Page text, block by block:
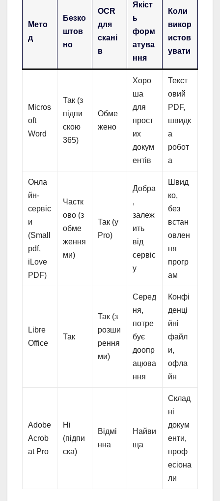
Мето
д
Безко
штов
но
OCR
для
скані
в
Якіст
ь
форм
атува
ння
Коли
викор
истов
увати
Micros
oft
Word
Так (з
підпи
скою
365)
Обме
жено
Хоро
ша
для
прост
их
докум
ентів
Текст
овий
PDF,
швидк
а
робот
а
Онла
йн-
сервіс
и
(Small
pdf,
iLove
PDF)
Частк
ово (з
обме
ження
ми)
Так (у
Pro)
Добра
,
залеж
ить
від
сервіс
у
Швид
ко,
без
встан
овлен
ня
прогр
ам
Libre
Office
Так
Так (з
розши
рення
ми)
Серед
ня,
потре
бує
доопр
ацюва
ння
Конфі
денці
йні
файл
и,
офла
йн
Adobe
Acrob
at Pro
Ні
(підпи
ска)
Відмі
нна
Найви
ща
Склад
ні
докум
енти,
проф
есіона
ли